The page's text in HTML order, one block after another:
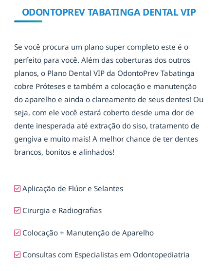
ODONTOPREV TABATINGA DENTAL VIP
Se você procura um plano super completo este é o
perfeito para você. Além das coberturas dos outros
planos, o Plano Dental VIP da OdontoPrev Tabatinga
cobre Próteses e também a colocação e manutenção
do aparelho e ainda o clareamento de seus dentes! Ou
seja, com ele você estará coberto desde uma dor de
dente inesperada até extração do siso, tratamento de
gengiva e muito mais! A melhor chance de ter dentes
brancos, bonitos e alinhados!
Aplicação de Flúor e Selantes
Cirurgia e Radiografias
Colocação + Manutenção de Aparelho
Consultas com Especialistas em Odontopediatria